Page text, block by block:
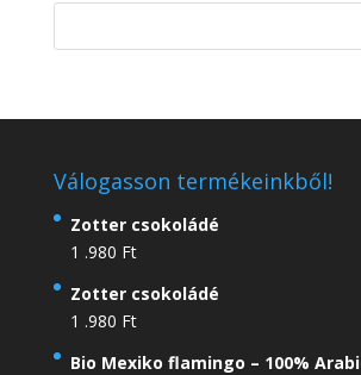
Válogasson termékeinkből!
Zotter csokoládé
1 .980 Ft
Zotter csokoládé
1 .980 Ft
Bio Mexiko flamingo – 100%